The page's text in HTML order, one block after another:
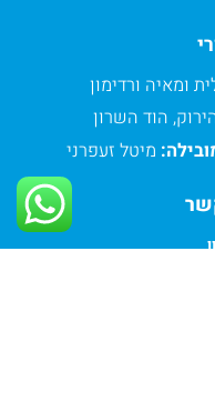
ומאיה ורדימון
הוד השרון
מיטל זעפרני